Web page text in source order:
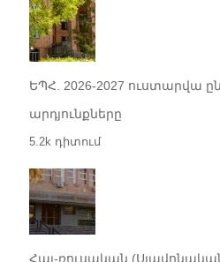
ԵՊՀ. 2026-2027 ուստարվա
արդյունքները
5.2k դիտում
Հայ-ռուսական